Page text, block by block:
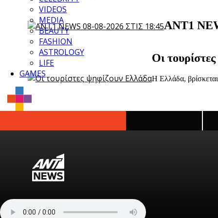
VIDEOS
MEDIA
BEAUTY
FASHION
ASTROLOGY
LIFE
GAMES
ANT1
Οι
Η Ελλάδα,